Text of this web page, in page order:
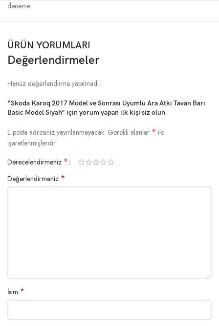
deneme
ÜRÜN YORUMLARI
Değerlendirmeler
Henüz değerlendirme yapılmadı.
“Skoda Karoq 2017 Model ve Sonrası Uyumlu Ara Atkı Tavan Barı
Basic Model Siyah” için yorum yapan ilk kişi siz olun
E-posta adresiniz yayınlanmayacak. Gerekli alanlar * ile
işaretlenmişlerdir
Derecelendirmeniz *
Değerlendirmeniz *
İsim *